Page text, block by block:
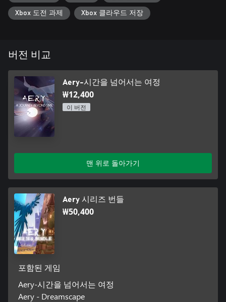
Xbox 도전 과제 Xbox 클라우드 저장
버전 비교
Aery-시간을 넘어서는 여정
₩12,400
이 버전
맨 위로 돌아가기
Aery 시리즈 번들
₩50,400
포함된 게임
Aery-시간을 넘어서는 여정
Aery - Dreamscape